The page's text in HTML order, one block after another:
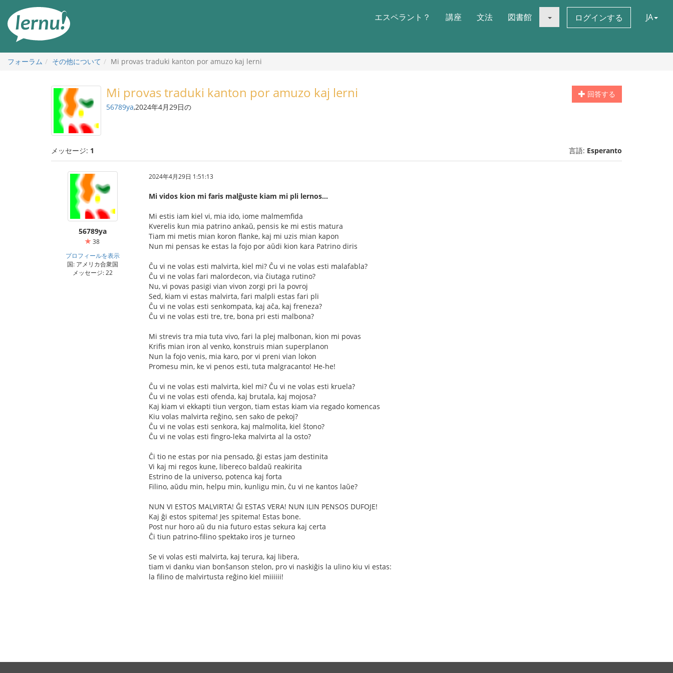
エスペラント？ 講座 文法 図書館 ログインする JA
フォーラム その他について Mi provas traduki kanton por amuzo kaj lerni
回答する
Mi provas traduki kanton por amuzo kaj lerni
56789ya,2024年4月29日の
メッセージ: 1 言語: Esperanto
56789ya
38
プロフィールを表示
国: アメリカ合衆国
メッセージ: 22
2024年4月29日 1:51:13
Mi vidos kion mi faris malĝuste kiam mi pli lernos...
Mi estis iam kiel vi, mia ido, iome malmemfida
Kverelis kun mia patrino ankaŭ, pensis ke mi estis matura
Tiam mi metis mian koron flanke, kaj mi uzis mian kapon
Nun mi pensas ke estas la fojo por aŭdi kion kara Patrino diris
Ĉu vi ne volas esti malvirta, kiel mi? Ĉu vi ne volas esti malafabla?
Ĉu vi ne volas fari malordecon, via ĉiutaga rutino?
Nu, vi povas pasigi vian vivon zorgi pri la povroj
Sed, kiam vi estas malvirta, fari malpli estas fari pli
Ĉu vi ne volas esti senkompata, kaj aĉa, kaj freneza?
Ĉu vi ne volas esti tre, tre, bona pri esti malbona?
Mi strevis tra mia tuta vivo, fari la plej malbonan, kion mi povas
Krifis mian iron al venko, konstruis mian superplanon
Nun la fojo venis, mia karo, por vi preni vian lokon
Promesu min, ke vi penos esti, tuta malgracanto! He-he!
Ĉu vi ne volas esti malvirta, kiel mi? Ĉu vi ne volas esti kruela?
Ĉu vi ne volas esti ofenda, kaj brutala, kaj mojosa?
Kaj kiam vi ekkapti tiun vergon, tiam estas kiam via regado komencas
Kiu volas malvirta reĝino, sen sako de pekoj?
Ĉu vi ne volas esti senkora, kaj malmolita, kiel ŝtono?
Ĉu vi ne volas esti fingro-leka malvirta al la osto?
Ĉi tio ne estas por nia pensado, ĝi estas jam destinita
Vi kaj mi regos kune, libereco baldaŭ reakirita
Estrino de la universo, potenca kaj forta
Filino, aŭdu min, helpu min, kunligu min, ĉu vi ne kantos laŭe?
NUN VI ESTOS MALVIRTA! ĜI ESTAS VERA! NUN ILIN PENSOS DUFOJE!
Kaj ĝi estos spitema! Jes spitema! Estas bone.
Post nur horo aŭ du nia futuro estas sekura kaj certa
Ĉi tiun patrino-filino spektako iros je turneo
Se vi volas esti malvirta, kaj terura, kaj libera,
tiam vi danku vian bonŝanson stelon, pro vi naskiĝis la ulino kiu vi estas:
la filino de malvirtusta reĝino kiel miiiiii!